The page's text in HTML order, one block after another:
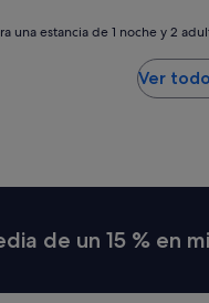
una estancia de 1 noche y 2
Ver
de un 15 % en